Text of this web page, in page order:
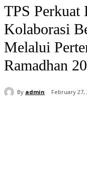
TPS Perkuat
Kolaborasi
Melalui
Ramadhan
By admin February 27,